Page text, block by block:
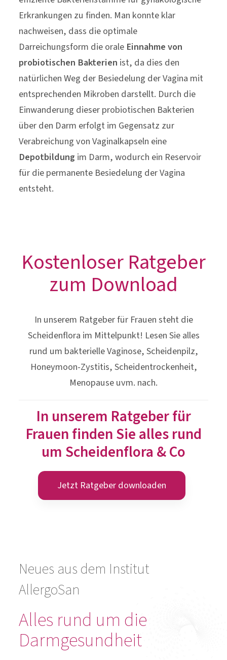
entsprechenden Mikroben darstellt. Durch die
Einwanderung dieser probiotischen Bakterien
über den Darm erfolgt im Gegensatz zur
Verabreichung von Vaginalkapseln eine
Depotbildungim Darm, wodurch ein Reservoir
für die permanente Besiedelung der Vagina
entsteht.
Kostenloser Ratgeber
zum Download
Scheidenflora im Mittelpunkt! Lesen Sie alles
rund um bakterielle Vaginose, Scheidenpilz,
Honeymoon-Zystitis, Scheidentrockenheit,
In unserem Ratgeber für
Frauen finden Sie alles rund
um Scheidenflora & Co
Neues aus dem Institut
Darmgesundheit